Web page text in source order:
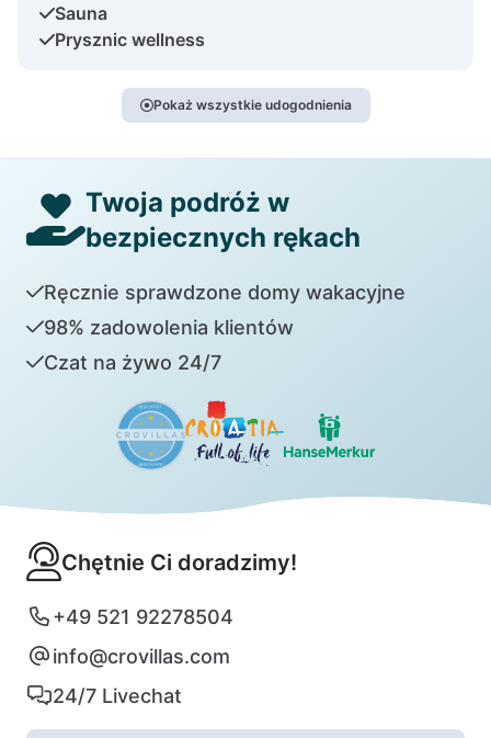
Sauna
Prysznic wellness
Pokaż wszystkie udogodnienia
Twoja podróż w
bezpiecznych rękach
Ręcznie sprawdzone domy wakacyjne
98% zadowolenia klientów
Czat na żywo 24/7
Chętnie Ci doradzimy!
+49 521 92278504
info@crovillas.com
24/7 Livechat